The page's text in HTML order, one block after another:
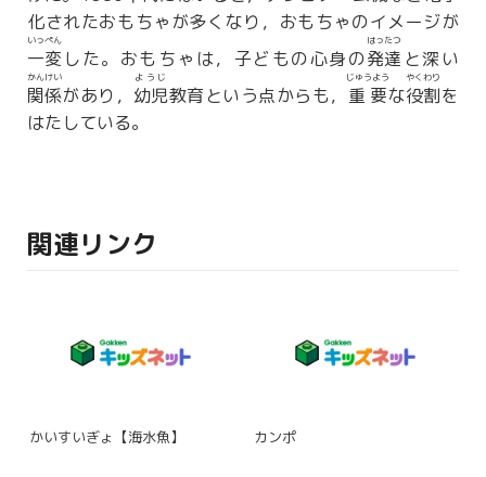
化されたおもちゃが多くなり，おもちゃのイメージが
一変
いっぺん
した。おもちゃは，子どもの心身の発達
はったつ
と深い
関係
かんけい
があり， 幼児
ようじ
教育という点からも， 重要
じゅうよう
な役割
やくわり
を
はたしている。
関連リンク
かいすいぎょ【海水魚】 カンポ